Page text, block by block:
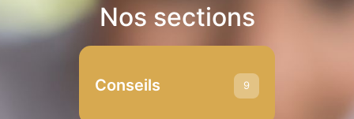
Nos sections
Conseils 9